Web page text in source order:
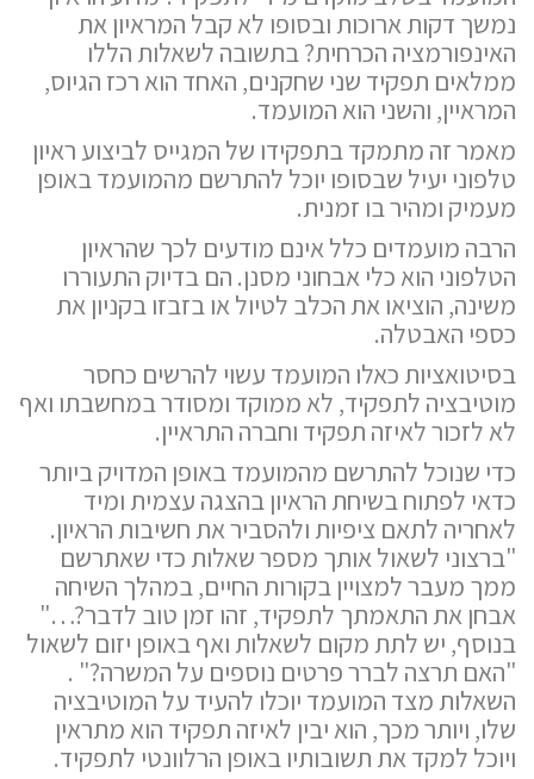
נמשך דקות ארוכות ובסופו לא קבל המראיון את
האינפורמציה הכרחית? בתשובה לשאלות הללו
ממלאים תפקיד שני שחקנים, האחד הוא רכז הגיוס,
המראיין, והשני הוא המועמד.
מאמר זה מתמקד בתפקידו של המגייס לביצוע ראיון
טלפוני יעיל שבסופו יוכל להתרשם מהמועמד באופן
מעמיק ומהיר בו זמנית.
הרבה מועמדים כלל אינם מודעים לכך שהראיון
הטלפוני הוא כלי אבחוני מסנן. הם בדיוק התעוררו
משינה, הוציאו את הכלב לטיול או בזבזו בקניון את
כספי האבטלה.
בסיטואציות כאלו המועמד עשוי להרשים כחסר
מוטיבציה לתפקיד, לא ממוקד ומסודר במחשבתו ואף
לא לזכור לאיזה תפקיד וחברה התראיין.
כדי שנוכל להתרשם מהמועמד באופן המדויק ביותר
כדאי לפתוח בשיחת הראיון בהצגה עצמית ומיד
לאחריה לתאם ציפיות ולהסביר את חשיבות הראיון.
"ברצוני לשאול אותך מספר שאלות כדי שאתרשם
ממך מעבר למצויין בקורות החיים, במהלך השיחה
אבחן את התאמתך לתפקיד, זהו זמן טוב לדבר?…"
בנוסף, יש לתת מקום לשאלות ואף באופן יזום לשאול
"האם תרצה לברר פרטים נוספים על המשרה?" .
השאלות מצד המועמד יוכלו להעיד על המוטיבציה
שלו, ויותר מכך, הוא יבין לאיזה תפקיד הוא מתראין
ויוכל למקד את תשובותיו באופן הרלוונטי לתפקיד.